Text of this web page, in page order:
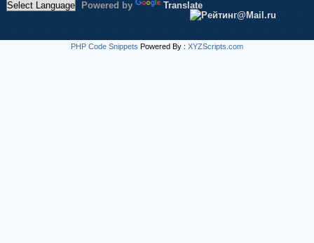
Powered by Translate
PHP Code Snippets Powered By : XYZScripts.com